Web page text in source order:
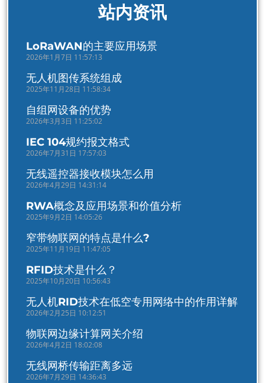
站内资讯
LoRaWAN的主要应用场景
2026年1月7日 11:57:13
无人机图传系统组成
2025年11月28日 11:58:34
自组网设备的优势
2026年3月3日 11:25:02
IEC 104规约报文格式
2026年7月31日 17:57:03
无线遥控器接收模块怎么用
2026年4月29日 14:31:14
RWA概念及应用场景和价值分析
2025年9月2日 14:05:26
窄带物联网的特点是什么?
2025年11月19日 11:47:05
RFID技术是什么？
2025年10月20日 10:56:43
无人机RID技术在低空专用网络中的作用详解
2026年2月25日 10:12:51
物联网边缘计算网关介绍
2026年4月2日 18:02:08
无线网桥传输距离多远
2026年7月29日 14:36:43